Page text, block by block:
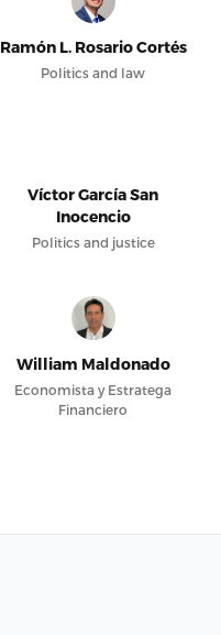
Ramón L. Rosario Cortés
Politics and law
Víctor García San
Inocencio
Politics and justice
William Maldonado
Economista y Estratega
Financiero